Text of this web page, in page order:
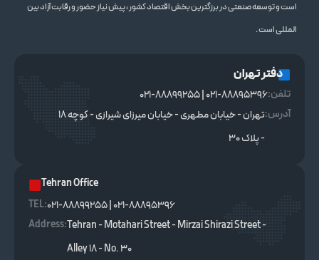
است و توسعه صنعتی در برزگترین بخش اقتصاد کشور ، پیش نیاز حضور و رقابت آزاد بین
المللی است .
دفتر تهران
تلفن:021-88895396 | 021-88899255
آدرس:
تهران - خیابان مطهری - خیابان میرزای شیرازی - کوچه ۱۸
- پلاک ۳۰
Tehran Office
TEL :
021-88895396 | 021-88899255
Address:Tehran - Motahari Street - Mirzai Shirazi Street -
Alley 18 - No. 30